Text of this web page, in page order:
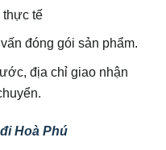
thực tế
đóng gói sản phẩm.
địa chỉ giao nhận
Hoà Phú